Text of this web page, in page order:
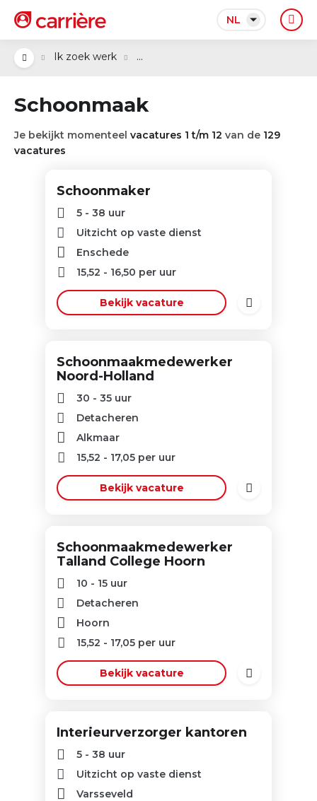
NL
Ik zoek werk ...
Schoonmaak
Je bekijkt momenteel vacatures 1 t/m 12 van de 129
vacatures
Schoonmaker
5 - 38 uur
Uitzicht op vaste dienst
Enschede
15,52 - 16,50 per uur
Bekijk vacature
Schoonmaakmedewerker
Noord-Holland
30 - 35 uur
Detacheren
Alkmaar
15,52 - 17,05 per uur
Bekijk vacature
Schoonmaakmedewerker
Talland College Hoorn
10 - 15 uur
Detacheren
Hoorn
15,52 - 17,05 per uur
Bekijk vacature
Interieurverzorger kantoren
5 - 38 uur
Uitzicht op vaste dienst
Varsseveld